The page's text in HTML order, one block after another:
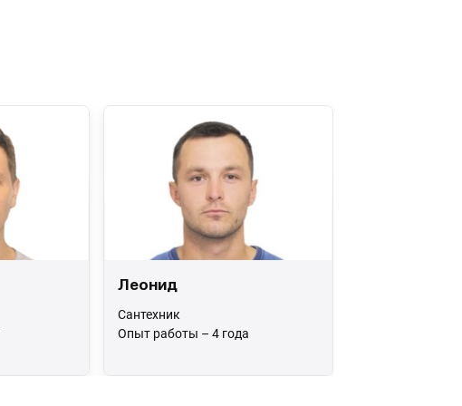
Леонид
Сантехник
Опыт работы – 4 года